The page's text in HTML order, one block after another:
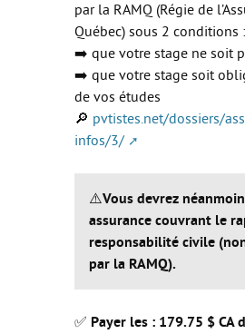
ACCÈS RAPIDE
Qui sommes nous
About us
Projets internationaux
par la RAMQ (Régie de
Québec) sous 2 conditions :
➡️ que votre stage ne soit
➡️ que votre stage soit
de vos études
🔎 pvtistes.net/dossiers/
infos/3/
⚠️Vous devrez
assurance couvrant le
responsabilité civile
par la RAMQ).
✅ Payer les : 179.75 $ CA